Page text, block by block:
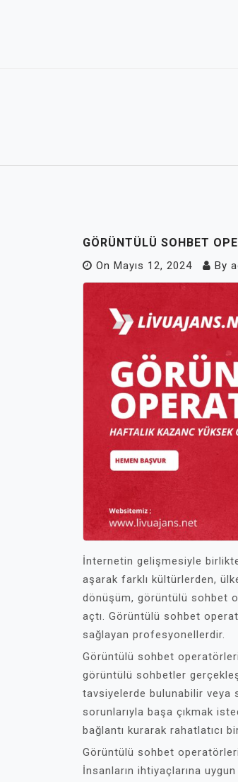
GÖRÜNTÜLÜ SOHBET
On Mayıs 12, 2024 By
İnternetin gelişmesiyle
aşarak farklı kültürlerden,
dönüşüm, görüntülü sohbet
açtı. Görüntülü sohbet
sağlayan profesyonellerdir.
Görüntülü sohbet
görüntülü sohbetler
tavsiyelerde bulunabilir veya
sorunlarıyla başa çıkmak
bağlantı kurarak rahatlatıcı
Görüntülü sohbet
İnsanların ihtiyaçlarına